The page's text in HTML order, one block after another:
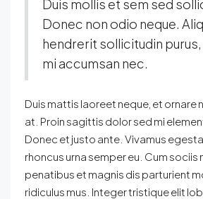
Duis mollis et sem sed
Donec non odio neque.
hendrerit sollicitudin purus,
mi accumsan nec.
Duis mattis laoreet neque, et ornare
at. Proin sagittis dolor sed mi
Donec et justo ante. Vivamus
rhoncus urna semper eu. Cum
penatibus et magnis dis parturient
ridiculus mus. Integer tristique elit